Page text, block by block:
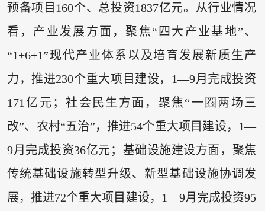
预备项目160个、总投资1837亿元。从行业情况
看，产业发展方面，聚焦“四大产业基地”、
“1+6+1”现代产业体系以及培育发展新质生产
力，推进230个重大项目建设，1—9月完成投资
171亿元；社会民生方面，聚焦“一圈两场三
改”、农村“五治”，推进54个重大项目建设，1—
9月完成投资36亿元；基础设施建设方面，聚焦
传统基础设施转型升级、新型基础设施协调发
展，推进72个重大项目建设，1—9月完成投资95